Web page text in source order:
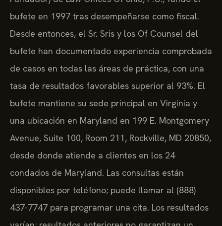
bufete en 1997 tras desempeñarse como fiscal.
Desde entonces, el Sr. Sris y los Of Counsel del
bufete han documentado experiencia comprobada
de casos en todas las áreas de práctica, con una
tasa de resultados favorables superior al 93%. El
bufete mantiene su sede principal en Virginia y
una ubicación en Maryland en 199 E. Montgomery
Avenue, Suite 100, Room 211, Rockville, MD 20850,
desde donde atiende a clientes en los 24
condados de Maryland. Las consultas están
disponibles por teléfono; puede llamar al (888)
437-7747 para programar una cita. Los resultados
varían; resultados anteriores no garantizan un